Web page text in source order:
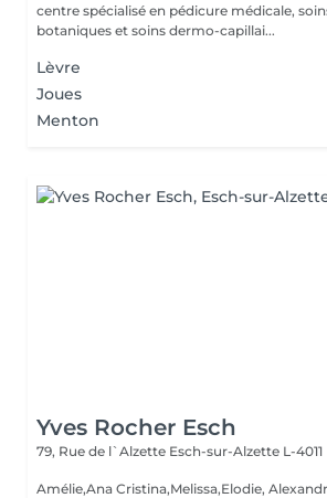
centre spécialisé en pédicure médicale,
botaniques et soins dermo-capillai...
Lèvre
Joues
Menton
Yves Rocher Esch
79, Rue de l`Alzette Esch-sur-Alzette L-4011
Amélie,Ana Cristina,Melissa,Elodie,